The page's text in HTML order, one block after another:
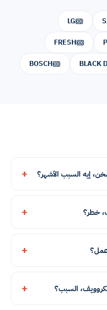
LG
FRESH
BLACK
BOSCH
إيه السبب الأشهر؟
خطر؟
السبب؟